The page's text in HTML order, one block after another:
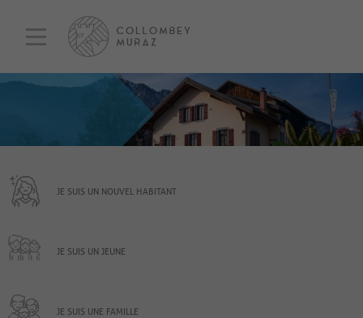
JE SUIS UN NOUVEL HABITANT
JE SUIS UN JEUNE
JE SUIS UNE FAMILLE